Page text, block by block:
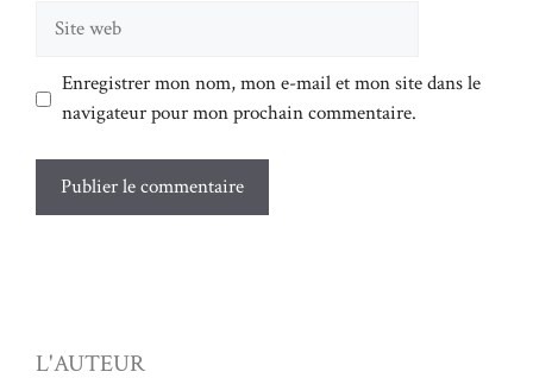
Site
Enregistrer mon nom, mon e-mail et mon site dans le
navigateur pour mon prochain commentaire.
L'AUTEUR